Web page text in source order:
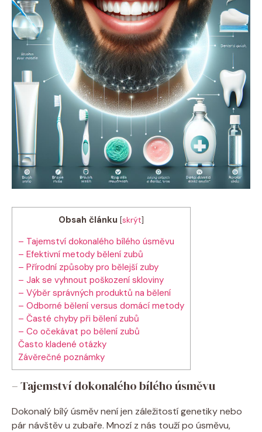
Obsah článku [skrýt]
– Tajemství dokonalého bílého úsměvu
– Efektivní metody bělení zubů
– Přírodní způsoby pro bělejší zuby
– Jak se vyhnout poškození skloviny
– Výběr správných produktů na bělení
– Odborné bělení versus domácí metody
– Časté chyby při bělení zubů
– Co očekávat po bělení zubů
Často kladené otázky
Závěrečné poznámky
– Tajemství dokonalého bílého úsměvu
Dokonalý bílý úsměv není jen záležitostí genetiky nebo
pár návštěv u zubaře. Mnozí z nás touží po úsměvu,